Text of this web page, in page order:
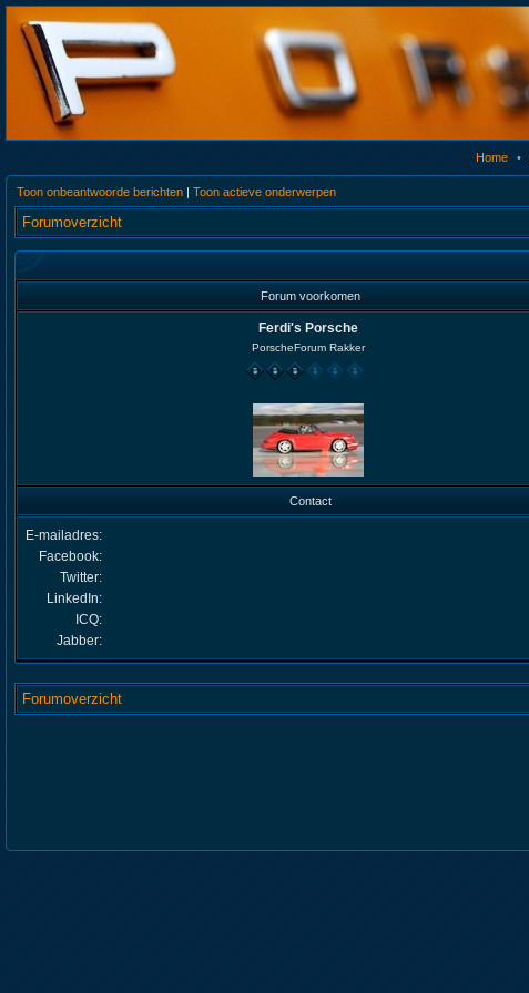
Home •
Toon onbeantwoorde berichten | Toon actieve onderwerpen
Forumoverzicht
Forum voorkomen
Ferdi's Porsche
PorscheForum Rakker
Contact
E-mailadres:
Facebook:
Twitter:
LinkedIn:
ICQ:
Jabber:
Forumoverzicht